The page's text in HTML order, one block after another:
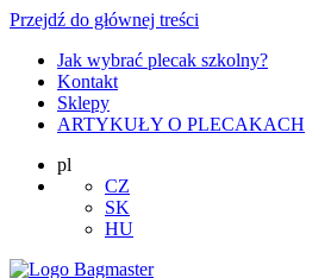
Przejdź do głównej treści
Jak wybrać plecak szkolny?
Kontakt
Sklepy
ARTYKUŁY O PLECAKACH
pl
CZ
SK
HU